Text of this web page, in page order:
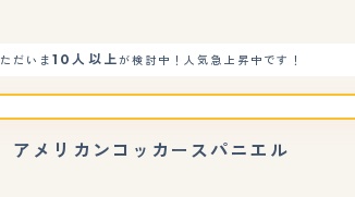
ただいま10人以上が検討中！人気急上昇中です！
アメリカンコッカースパニエル